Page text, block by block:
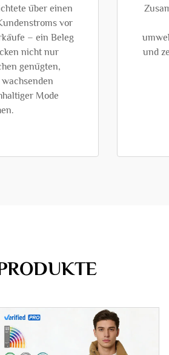
über einen
vor
– ein Beleg
nicht nur
genügten,
Mode
und